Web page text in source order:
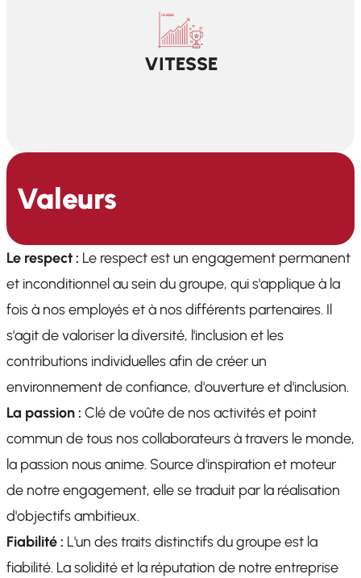
VITESSE
Valeurs
Le respect : Le respect est un engagement permanent
et inconditionnel au sein du groupe, qui s'applique à la
fois à nos employés et à nos différents partenaires. Il
s'agit de valoriser la diversité, l'inclusion et les
contributions individuelles afin de créer un
environnement de confiance, d'ouverture et d'inclusion.
La passion : Clé de voûte de nos activités et point
commun de tous nos collaborateurs à travers le monde,
la passion nous anime. Source d'inspiration et moteur
de notre engagement, elle se traduit par la réalisation
d'objectifs ambitieux.
Fiabilité : L'un des traits distinctifs du groupe est la
fiabilité. La solidité et la réputation de notre entreprise